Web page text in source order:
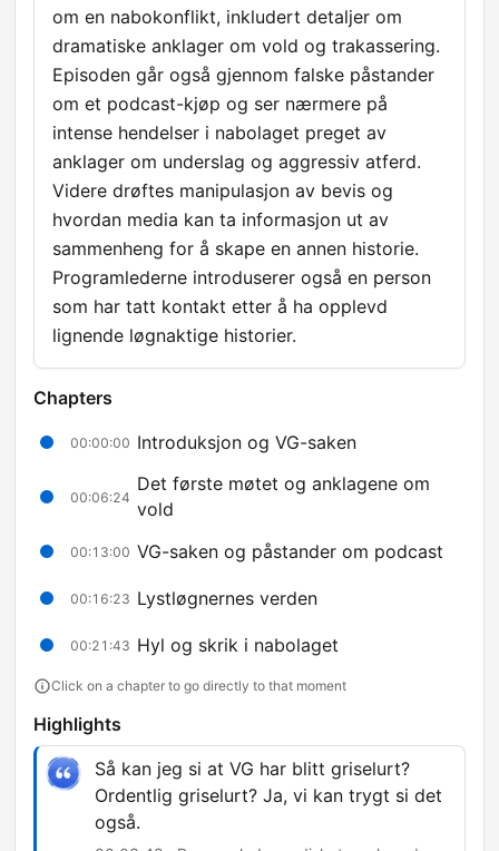
om en nabokonflikt, inkludert detaljer om
dramatiske anklager om vold og trakassering.
Episoden går også gjennom falske påstander
om et podcast-kjøp og ser nærmere på
intense hendelser i nabolaget preget av
anklager om underslag og aggressiv atferd.
Videre drøftes manipulasjon av bevis og
hvordan media kan ta informasjon ut av
sammenheng for å skape en annen historie.
Programlederne introduserer også en person
som har tatt kontakt etter å ha opplevd
lignende løgnaktige historier.
Chapters
00:00:00 Introduksjon og VG-saken
00:06:24
Det første møtet og anklagene om
vold
00:13:00 VG-saken og påstander om podcast
00:16:23 Lystløgnernes verden
00:21:43 Hyl og skrik i nabolaget
Click on a chapter to go directly to that moment
Highlights
Så kan jeg si at VG har blitt griselurt?
Ordentlig griselurt? Ja, vi kan trygt si det
også.